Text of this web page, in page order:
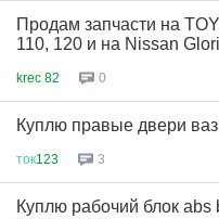
Продам запчасти на
110, 120 и на Nissan
krec 82 0
Куплю правые двери
ток123 3
Куплю рабочий блок abs